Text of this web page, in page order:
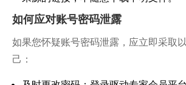
如何应对账号密码泄露
如果您怀疑账号密码泄露，应立即采取
己：